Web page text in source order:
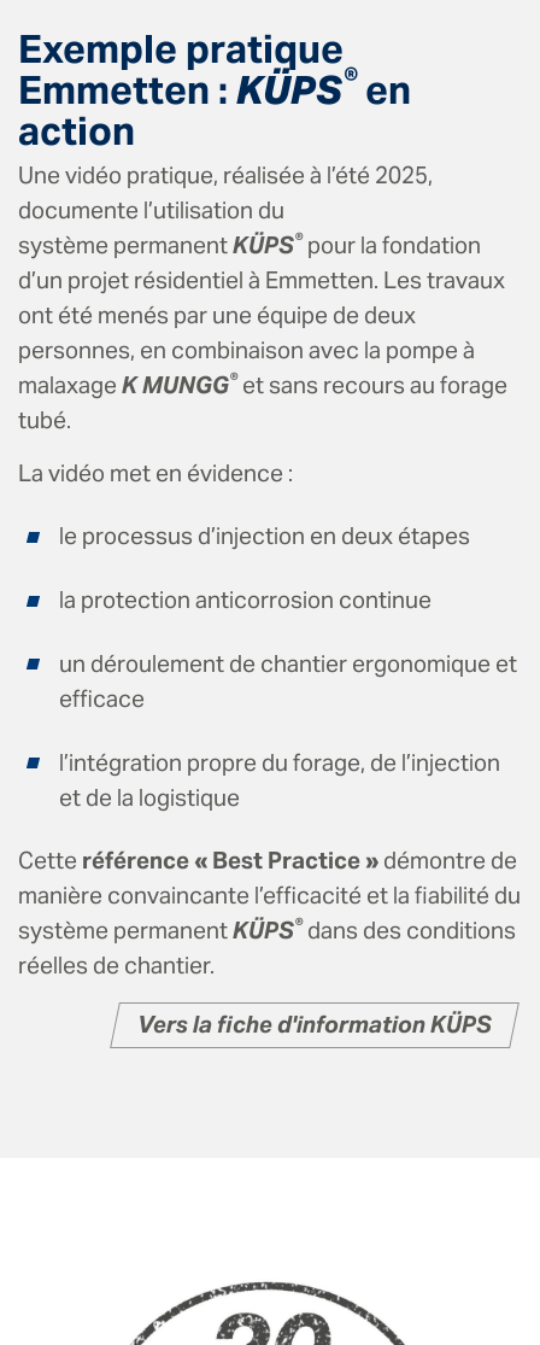
Exemple pratique
Emmetten :KÜPS®en
action
Une vidéo pratique, réalisée à l’été 2025,
documente l’utilisation du
système permanentKÜPS® pour la fondation
d’un projet résidentiel à Emmetten. Les travaux
ont été menés par une équipe de deux
personnes, en combinaison avec la pompe à
malaxage K MUNGG®et sans recours au forage
tubé.
La vidéo met en évidence :
le processus d’injection en deux étapes
la protection anticorrosion continue
un déroulement de chantier ergonomique et
efficace
l’intégration propre du forage, de l’injection
et de la logistique
Cette référence « Best Practice » démontre de
manière convaincante l’efficacité et la fiabilité du
système permanentKÜPS®dans des conditions
réelles de chantier.
Vers la fiche d'information KÜPS